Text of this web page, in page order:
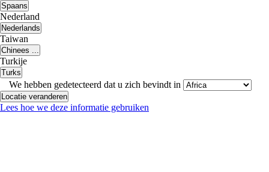
Spaans
Nederland
Nederlands
Taiwan
Chinees ...
Turkije
Turks
We hebben gedetecteerd dat u zich bevindt in
Locatie veranderen
Lees hoe we deze informatie gebruiken